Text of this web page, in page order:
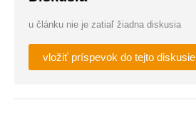
u článku nie je zatiaľ žiadna diskusia
vložiť príspevok do tejto diskusie